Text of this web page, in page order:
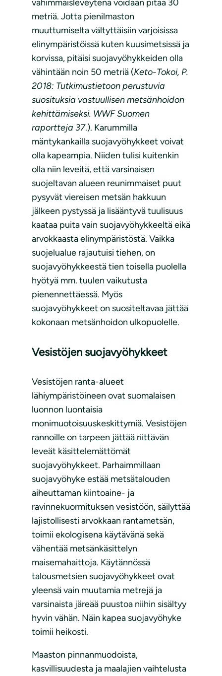
vähimmäisleveytenä voidaan pitää 30
metriä. Jotta pienilmaston
muuttumiselta vältyttäisiin varjoisissa
elinympäristöissä kuten kuusimetsissä ja
korvissa, pitäisi suojavyöhykkeiden olla
vähintään noin 50 metriä (Keto-Tokoi, P.
2018: Tutkimustietoon perustuvia
suosituksia vastuullisen metsänhoidon
kehittämiseksi. WWF Suomen
raportteja 37.). Karummilla
mäntykankailla suojavyöhykkeet voivat
olla kapeampia. Niiden tulisi kuitenkin
olla niin leveitä, että varsinaisen
suojeltavan alueen reunimmaiset puut
pysyvät viereisen metsän hakkuun
jälkeen pystyssä ja lisääntyvä tuulisuus
kaataa puita vain suojavyöhykkeeltä eikä
arvokkaasta elinympäristöstä. Vaikka
suojelualue rajautuisi tiehen, on
suojavyöhykkeestä tien toisella puolella
hyötyä mm. tuulen vaikutusta
pienennettäessä. Myös
suojavyöhykkeet on suositeltavaa jättää
kokonaan metsänhoidon ulkopuolelle.
Vesistöjen suojavyöhykkeet
Vesistöjen ranta-alueet
lähiympäristöineen ovat suomalaisen
luonnon luontaisia
monimuotoisuuskeskittymiä. Vesistöjen
rannoille on tarpeen jättää riittävän
leveät käsittelemättömät
suojavyöhykkeet. Parhaimmillaan
suojavyöhyke estää metsätalouden
aiheuttaman kiintoaine- ja
ravinnekuormituksen vesistöön, säilyttää
lajistollisesti arvokkaan rantametsän,
toimii ekologisena käytävänä sekä
vähentää metsänkäsittelyn
maisemahaittoja. Käytännössä
talousmetsien suojavyöhykkeet ovat
yleensä vain muutamia metrejä ja
varsinaista järeää puustoa niihin sisältyy
hyvin vähän. Näin kapea suojavyöhyke
toimii heikosti.
Maaston pinnanmuodoista,
kasvillisuudesta ja maalajien vaihtelusta